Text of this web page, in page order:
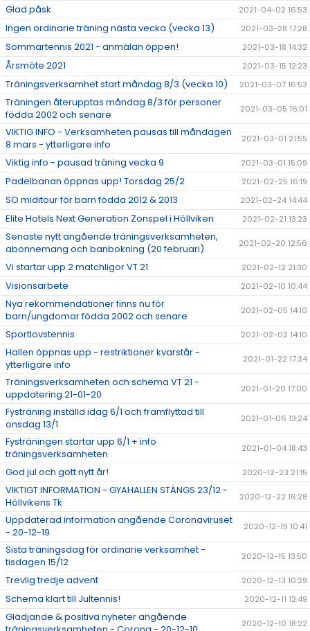
Glad påsk 2021-04-02 16:53
Ingen ordinarie träning nästa vecka (vecka 13) 2021-03-28 17:28
Sommartennis 2021 - anmälan öppen! 2021-03-18 14:32
Årsmöte 2021 2021-03-15 12:23
Träningsverksamhet start måndag 8/3 (vecka 10) 2021-03-07 16:53
Träningen återupptas måndag 8/3 för personer
födda 2002 och senare
2021-03-05 16:01
VIKTIG INFO - Verksamheten pausas till måndagen
8 mars - ytterligare info
2021-03-01 21:55
Viktig info - pausad träning vecka 9 2021-03-01 15:09
Padelbanan öppnas upp! Torsdag 25/2 2021-02-25 16:19
SO miditour för barn födda 2012 & 2013 2021-02-24 14:44
Elite Hotels Next Generation Zonspel i Höllviken 2021-02-21 13:23
Senaste nytt angående träningsverksamheten,
abonnemang och banbokning (20 februari)
2021-02-20 12:56
Vi startar upp 2 matchligor VT 21 2021-02-12 21:30
Visionsarbete 2021-02-10 10:44
Nya rekommendationer finns nu för
barn/ungdomar födda 2002 och senare
2021-02-05 14:10
Sportlovstennis 2021-02-02 14:10
Hallen öppnas upp - restriktioner kvarstår -
ytterligare info
2021-01-22 17:34
Träningsverksamheten och schema VT 21 -
uppdatering 21-01-20
2021-01-20 17:00
Fysträning inställd idag 6/1 och framflyttad till
onsdag 13/1
2021-01-06 13:24
Fysträningen startar upp 6/1 + info
träningsverksamheten
2021-01-04 18:43
God jul och gott nytt år! 2020-12-23 21:15
VIKTIGT INFORMATION - GYAHALLEN STÄNGS 23/12 -
Höllvikens Tk
2020-12-22 16:28
Uppdaterad information angående Coronaviruset
- 20-12-19
2020-12-19 10:41
Sista träningsdag för ordinarie verksamhet -
tisdagen 15/12
2020-12-15 13:50
Trevlig tredje advent 2020-12-13 10:29
Schema klart till Jultennis! 2020-12-11 12:49
Glädjande & positiva nyheter angående
2020-12-10 18:22